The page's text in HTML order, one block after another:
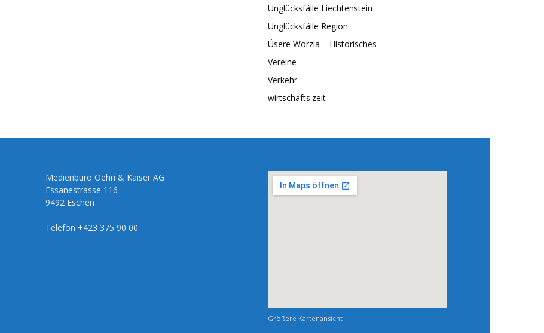
Unglücksfälle Liechtenstein
Unglücksfälle Region
Üsere Worzla – Historisches
Vereine
Verkehr
wirtschafts:zeit
Medienbüro Oehri & Kaiser AG
Essanestrasse 116
9492 Eschen
Telefon +423 375 90 00
Größere Kartenansicht